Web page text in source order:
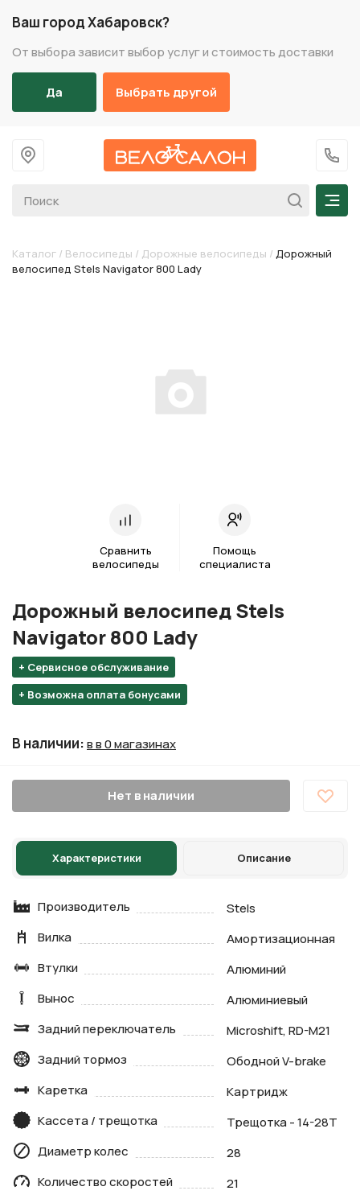
Ваш город Хабаровск?
От выбора зависит выбор услуг и стоимость доставки
Да Выбрать другой
На главную
+7
Каталог / Велосипеды / Дорожные велосипеды / Дорожный
велосипед Stels Navigator 800 Lady
Сравнить
велосипеды
Помощь
специалиста
+ Сервисное обслуживание
+ Возможна оплата бонусами
Дорожный велосипед Stels
Navigator 800 Lady
В наличии:в в 0 магазинах
Нет в наличии
Характеристики Описание
Производитель
Stels
Вилка
Амортизационная
Втулки
Алюминий
Вынос
Алюминиевый
Задний переключатель
Microshift, RD-M21
Задний тормоз
Ободной V-brake
Каретка
Картридж
Кассета / трещотка
Трещотка - 14-28Т
Диаметр колес
28
Количество скоростей
21